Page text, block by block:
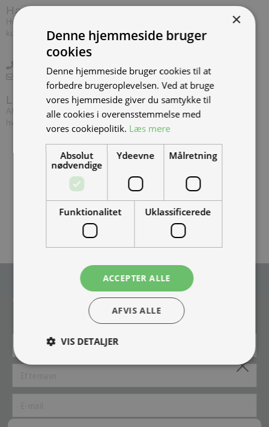
Har du brug for hjælp?
Hvis du har spørgsmål eller har brug for hjælp, kontakt venligst
kundeservice.
+45 97 74 07 33
info@tmp.dk
Levering
Afslut din ordre inden 14.00, og vi leverer dine vare først følgende
hverdag såfremt varerne er på lager.
Tilmeld nyhedsmail
Vær blandt de første til at modtage info om nye produkter, tilbud,
events og udstillinger.
×
Denne hjemmeside bruger
cookies
Denne hjemmeside bruger cookies til at
forbedre brugeroplevelsen. Ved at bruge
vores hjemmeside giver du samtykke til
alle cookies i overensstemmelse med
vores cookiepolitik. Læs mere
Absolut
nødvendige
Ydeevne Målretning
Funktionalitet Uklassificerede
ACCEPTER ALLE
AFVIS ALLE
VIS DETALJER